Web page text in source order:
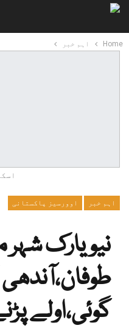
Home اہم خبر
اہم خبر اوورسیز پاکستانی
نیویارک شہر
گوئی،اولے